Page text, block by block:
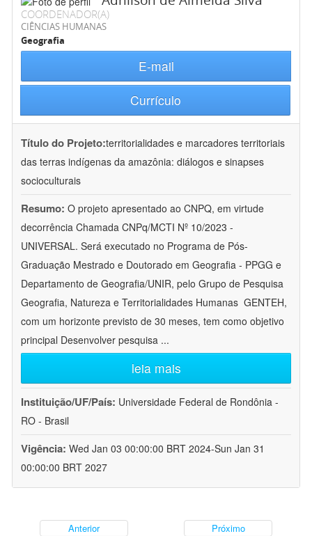
COORDENADOR(A)
CIÊNCIAS HUMANAS
Geografia
E-mail
Currículo
Título do Projeto:territorialidades e marcadores territoriais
das terras indígenas da amazônia: diálogos e sinapses
socioculturais
Resumo: O projeto apresentado ao CNPQ, em virtude
decorrência Chamada CNPq/MCTI Nº 10/2023 -
UNIVERSAL. Será executado no Programa de Pós-
Graduação Mestrado e Doutorado em Geografia - PPGG e
Departamento de Geografia/UNIR, pelo Grupo de Pesquisa
Geografia, Natureza e Territorialidades Humanas  GENTEH,
com um horizonte previsto de 30 meses, tem como objetivo
principal Desenvolver pesquisa ...
leia mais
Instituição/UF/País: Universidade Federal de Rondônia -
RO - Brasil
Vigência: Wed Jan 03 00:00:00 BRT 2024-Sun Jan 31
00:00:00 BRT 2027
Anterior Próximo